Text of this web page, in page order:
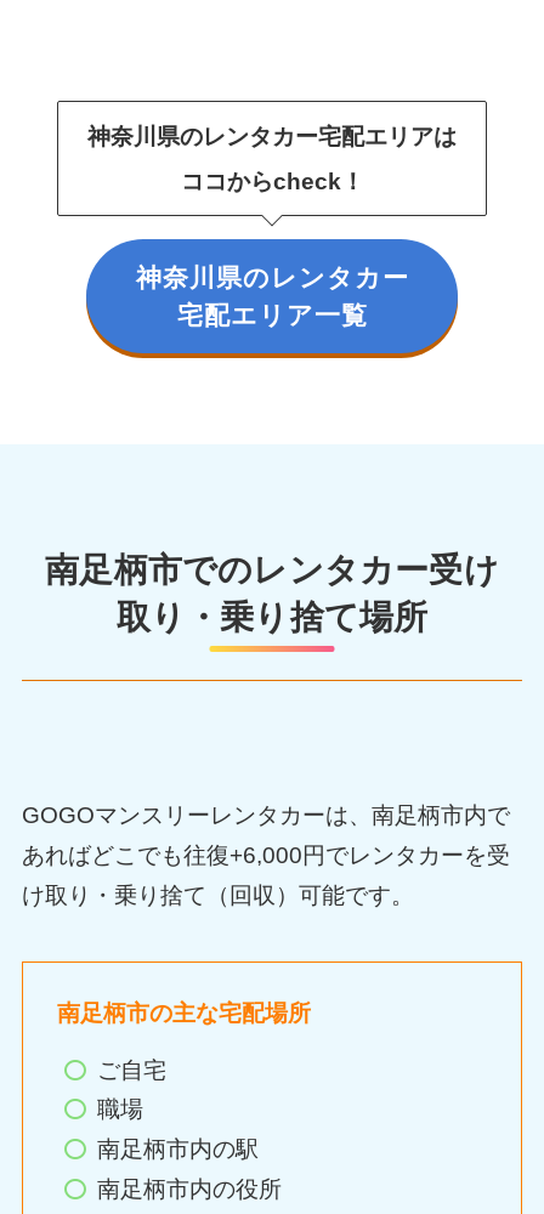
神奈川県のレンタカー宅配エリアは
ココからcheck！
神奈川県のレンタカー
宅配エリア一覧
南足柄市でのレンタカー受け
取り・乗り捨て場所
GOGOマンスリーレンタカーは、南足柄市内で
あればどこでも往復+6,000円でレンタカーを受
け取り・乗り捨て（回収）可能です。
南足柄市の主な宅配場所
ご自宅
職場
南足柄市内の駅
南足柄市内の役所